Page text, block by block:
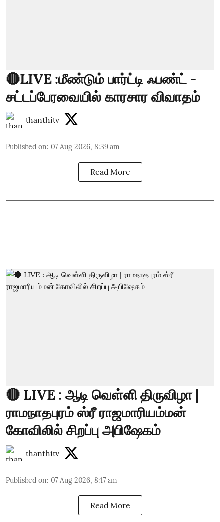
🔴LIVE :மீண்டும் பார்ட்டி ஃபண்ட் -
சட்டப்பேரவையில் காரசார விவாதம்
thanthitv
Published on: 07 Aug 2026, 8:39 am
Read More
🔴 LIVE : ஆடி வெள்ளி திருவிழா |
ராமநாதபுரம் ஸ்ரீ ராஜமாரியம்மன்
கோவிலில் சிறப்பு அபிஷேகம்
thanthitv
Published on: 07 Aug 2026, 8:17 am
Read More